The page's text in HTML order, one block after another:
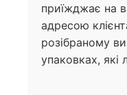
приїжджає на
адресою
розібраному
упаковках, які